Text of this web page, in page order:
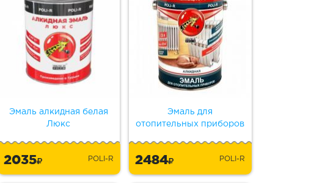
Эмаль алкидная белая
Люкс
2035 POLI-R
Эмаль для
отопительных приборов
2484 POLI-R